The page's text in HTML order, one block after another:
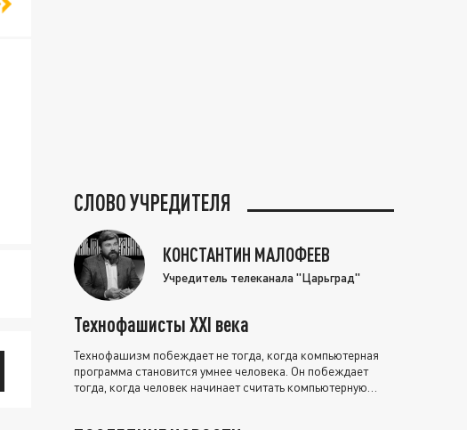
СЛОВО УЧРЕДИТЕЛЯ
КОНСТАНТИН МАЛОФЕЕВ
Учредитель телеканала "Царьград"
Технофашисты XXI века
Технофашизм побеждает не тогда, когда компьютерная
программа становится умнее человека. Он побеждает
тогда, когда человек начинает считать компьютерную